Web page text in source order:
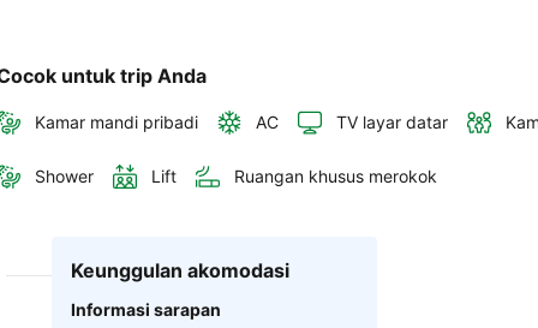
untuk trip Anda
Kamar mandi pribadi AC TV layar datar
Shower Lift Ruangan khusus merokok
Keunggulan akomodasi
Informasi sarapan